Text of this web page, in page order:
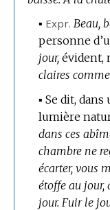
▪ Expr. Beau,
personne
jour, évident,
claires
▪ Se dit, dans
lumière
dans ces
chambre ne
écarter, vous
étoffe au jour,
jour. Fuir le